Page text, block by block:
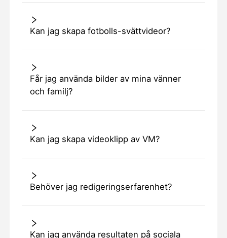
Kan jag skapa fotbolls-svättvideor?
Får jag använda bilder av mina vänner
och familj?
Kan jag skapa videoklipp av VM?
Behöver jag redigeringserfarenhet?
Kan jag använda resultaten på sociala